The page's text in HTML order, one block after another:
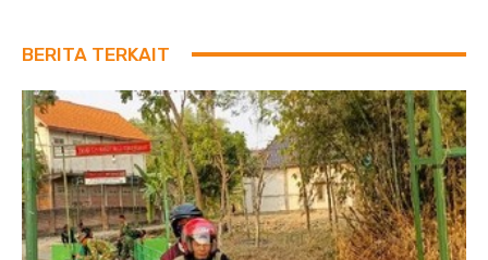
BERITA TERKAIT